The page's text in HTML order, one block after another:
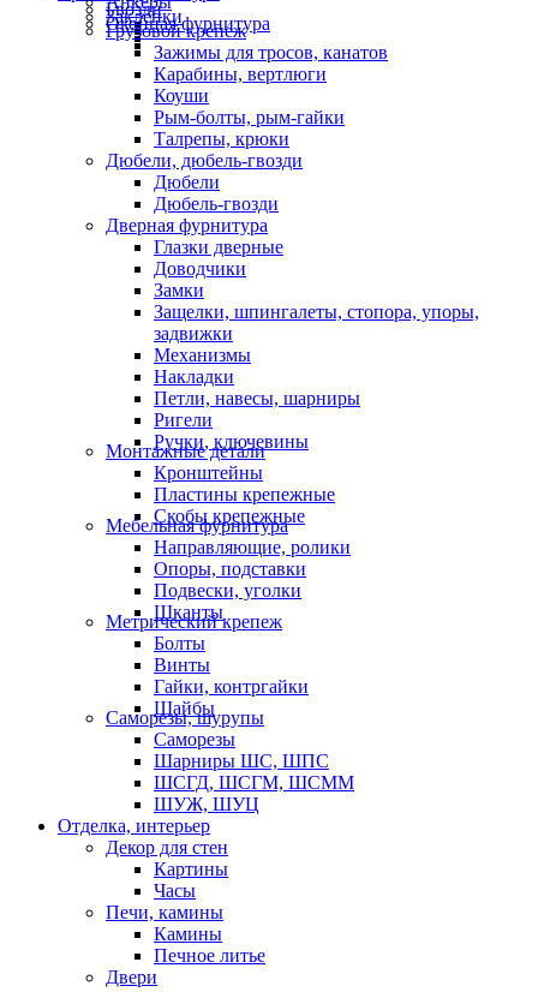
Гвозди
Заклепки
Оконная фурнитура
Грузовой крепеж
Зажимы для тросов, канатов
Карабины, вертлюги
Коуши
Рым-болты, рым-гайки
Талрепы, крюки
Дюбели, дюбель-гвозди
Дюбели
Дюбель-гвозди
Дверная фурнитура
Глазки дверные
Доводчики
Замки
Защелки, шпингалеты, стопора, упоры,
задвижки
Механизмы
Накладки
Петли, навесы, шарниры
Ригели
Ручки, ключевины
Монтажные детали
Кронштейны
Пластины крепежные
Скобы крепежные
Мебельная фурнитура
Направляющие, ролики
Опоры, подставки
Подвески, уголки
Шканты
Метрический крепеж
Болты
Винты
Гайки, контргайки
Шайбы
Саморезы, шурупы
Саморезы
Шарниры ШС, ШПС
ШСГД, ШСГМ, ШСММ
ШУЖ, ШУЦ
Отделка, интерьер
Декор для стен
Картины
Часы
Печи, камины
Камины
Печное литье
Двери